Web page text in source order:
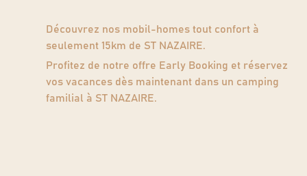
Découvrez nos mobil-homes tout confort à
seulement 15km de ST NAZAIRE.
Profitez de notre offre Early Booking et réservez
vos vacances dès maintenant dans un camping
familial à ST NAZAIRE.